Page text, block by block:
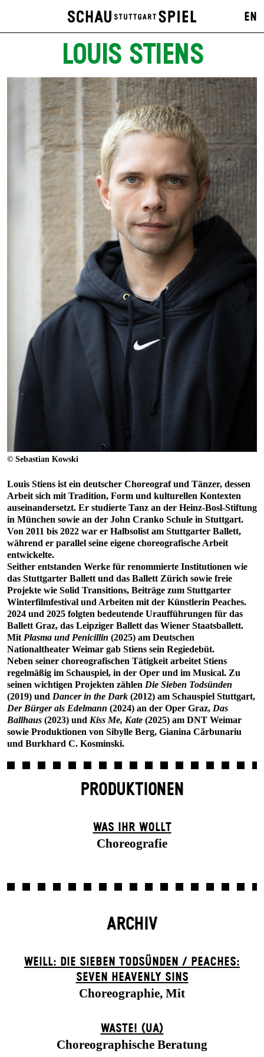
EN
LOUIS STIENS
© Sebastian Kowski
Louis Stiens ist ein deutscher Choreograf und Tänzer, dessen
Arbeit sich mit Tradition, Form und kulturellen Kontexten
auseinandersetzt. Er studierte Tanz an der Heinz-Bosl-Stiftung
in München sowie an der John Cranko Schule in Stuttgart.
Von 2011 bis 2022 war er Halbsolist am Stuttgarter Ballett,
während er parallel seine eigene choreografische Arbeit
entwickelte.
Seither entstanden Werke für renommierte Institutionen wie
das Stuttgarter Ballett und das Ballett Zürich sowie freie
Projekte wie Solid Transitions, Beiträge zum Stuttgarter
Winterfilmfestival und Arbeiten mit der Künstlerin Peaches.
2024 und 2025 folgten bedeutende Uraufführungen für das
Ballett Graz, das Leipziger Ballett das Wiener Staatsballett.
Mit Plasma und Penicillin (2025) am Deutschen
Nationaltheater Weimar gab Stiens sein Regiedebüt.
Neben seiner choreografischen Tätigkeit arbeitet Stiens
regelmäßig im Schauspiel, in der Oper und im Musical. Zu
seinen wichtigen Projekten zählen Die Sieben Todsünden
(2019) und Dancer in the Dark (2012) am Schauspiel Stuttgart,
Der Bürger als Edelmann (2024) an der Oper Graz, Das
Ballhaus (2023) und Kiss Me, Kate (2025) am DNT Weimar
sowie Produktionen von Sibylle Berg, Gianina Cărbunariu
und Burkhard C. Kosminski.
PRODUKTIONEN
WAS IHR WOLLT
Choreografie
ARCHIV
WEILL: DIE SIEBEN TODSÜNDEN / PEACHES:
SEVEN HEAVENLY SINS
Choreographie, Mit
WASTE! (UA)
Choreographische Beratung